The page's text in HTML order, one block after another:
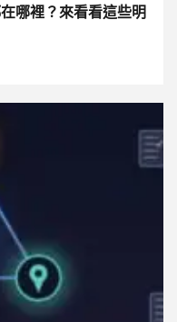
哪裡？來看看這些明